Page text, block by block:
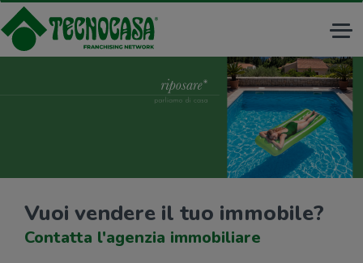
Vuoi vendere il tuo immobile?
Contatta l'agenzia immobiliare